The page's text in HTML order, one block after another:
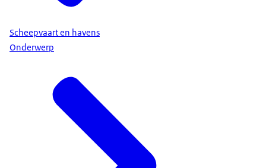
Scheepvaart en havens
Onderwerp